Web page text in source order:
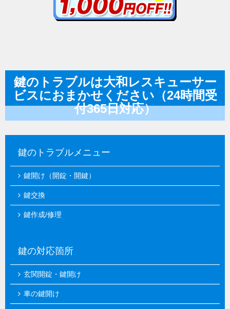
鍵のトラブルは大和レスキューサー
ビスにおまかせください（24時間受
付365日対応）
鍵のトラブルメニュー
鍵開け（開錠・開鍵）
鍵交換
鍵作成/修理
鍵の対応箇所
玄関開錠・鍵開け
車の鍵開け